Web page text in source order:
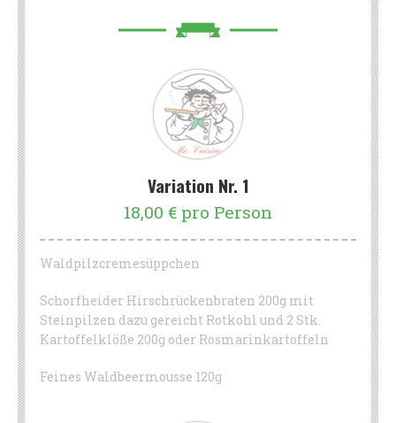
Variation Nr. 1
18,00 € pro Person
Waldpilzcremesüppchen
Schorfheider Hirschrückenbraten 200g mit
Steinpilzen dazu gereicht Rotkohl und 2 Stk.
Kartoffelklöße 200g oder Rosmarinkartoffeln
Feines Waldbeermousse 120g